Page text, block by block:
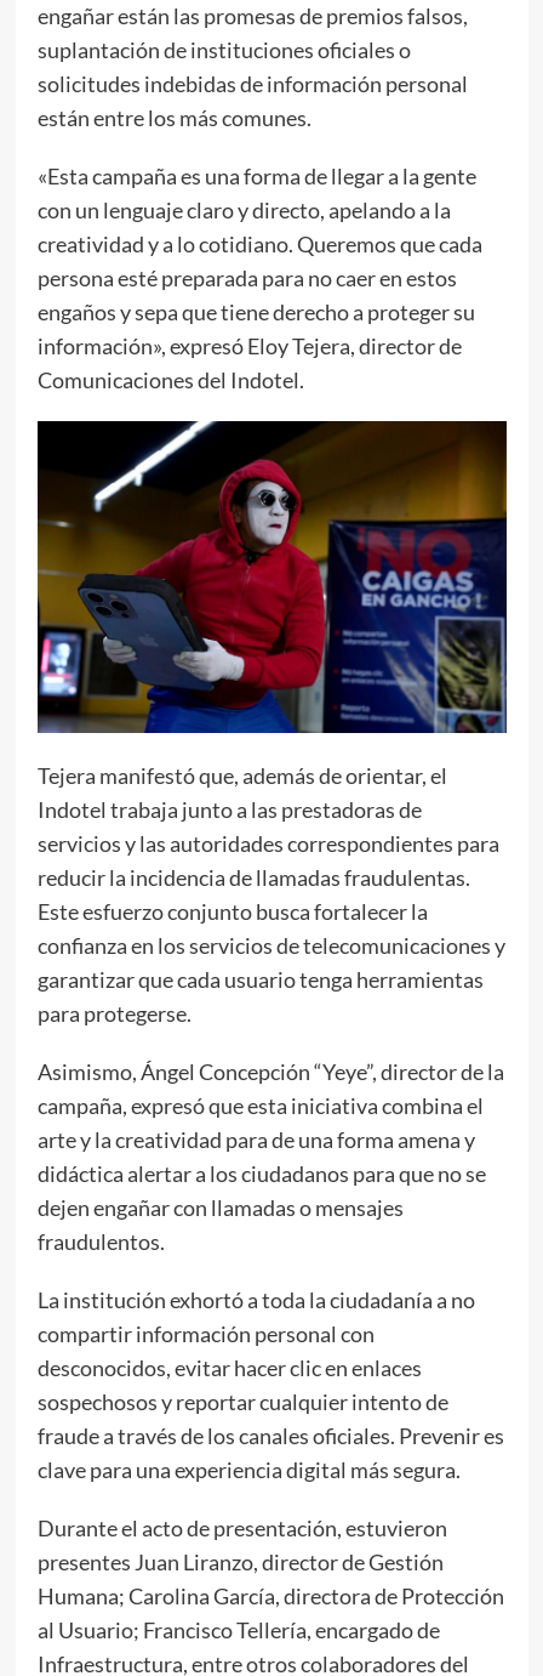
engañar están las promesas de premios falsos,
suplantación de instituciones oficiales o
solicitudes indebidas de información personal
están entre los más comunes.
«Esta campaña es una forma de llegar a la gente
con un lenguaje claro y directo, apelando a la
creatividad y a lo cotidiano. Queremos que cada
persona esté preparada para no caer en estos
engaños y sepa que tiene derecho a proteger su
información», expresó Eloy Tejera, director de
Comunicaciones del Indotel.
Tejera manifestó que, además de orientar, el
Indotel trabaja junto a las prestadoras de
servicios y las autoridades correspondientes para
reducir la incidencia de llamadas fraudulentas.
Este esfuerzo conjunto busca fortalecer la
confianza en los servicios de telecomunicaciones y
garantizar que cada usuario tenga herramientas
para protegerse.
Asimismo, Ángel Concepción “Yeye”, director de la
campaña, expresó que esta iniciativa combina el
arte y la creatividad para de una forma amena y
didáctica alertar a los ciudadanos para que no se
dejen engañar con llamadas o mensajes
fraudulentos.
La institución exhortó a toda la ciudadanía a no
compartir información personal con
desconocidos, evitar hacer clic en enlaces
sospechosos y reportar cualquier intento de
fraude a través de los canales oficiales. Prevenir es
clave para una experiencia digital más segura.
Durante el acto de presentación, estuvieron
presentes Juan Liranzo, director de Gestión
Humana; Carolina García, directora de Protección
al Usuario; Francisco Tellería, encargado de
Infraestructura, entre otros colaboradores del